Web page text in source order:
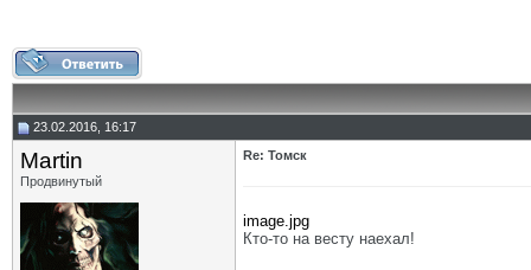
23.02.2016, 16:17
Martin
Продвинутый
Re: Томск
image.jpg
Кто-то на весту наехал!